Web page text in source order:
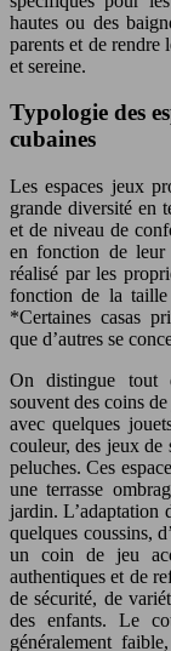
hautes ou des
parents et de rendre
et sereine.
Typologie des
cubaines
Les espaces jeux
grande diversité en
et de niveau de
en fonction de leur
réalisé par les
fonction de la
*Certaines casas
que d’autres se
On distingue tout
souvent des coins
avec quelques
couleur, des jeux de
peluches. Ces
une terrasse
jardin. L’adaptation
quelques coussins,
un coin de jeu
authentiques et de
de sécurité, de
des enfants. Le
généralement